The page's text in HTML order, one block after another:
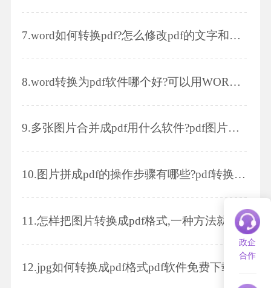
7.word如何转换pdf?怎么修改pdf的文字和颜色
8.word转换为pdf软件哪个好?可以用WORD直接转换吗?
9.多张图片合并成pdf用什么软件?pdf图片怎么编辑
10.图片拼成pdf的操作步骤有哪些?pdf转换成图片的方法有哪些?
11.怎样把图片转换成pdf格式,一种方法就可以全部搞定
12.jpg如何转换成pdf格式pdf软件免费下载方法是什么
政企
合作